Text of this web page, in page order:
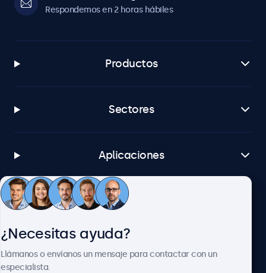
Respondemos en 2 horas hábiles
Productos
Sectores
Aplicaciones
Atención al cliente
¿Necesitas ayuda?
Llámanos o envíanos un mensaje para contactar con un
especialista.